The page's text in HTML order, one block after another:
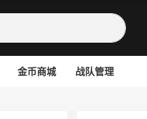
金币商城 战队管理